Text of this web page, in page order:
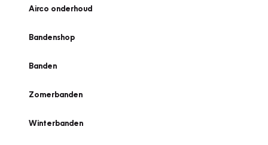
Airco onderhoud
Bandenshop
Banden
Zomerbanden
Winterbanden